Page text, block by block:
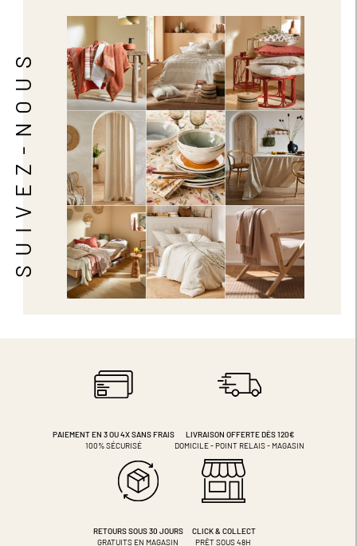
SUIVEZ-NOUS
PAIEMENT EN 3 OU 4XSANS FRAIS
100% SÉCURISÉ
LIVRAISON OFFERTE DÈS 120€
DOMICILE - POINT RELAIS - MAGASIN
RETOURS SOUS 30 JOURS
GRATUITS EN MAGASIN
CLICK & COLLECT
PRÊT SOUS 48H